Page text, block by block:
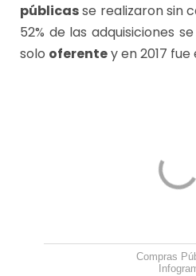
públicasse realizaron sin
52% de las adquisiciones
solo oferentey en 2017 fue
Compras